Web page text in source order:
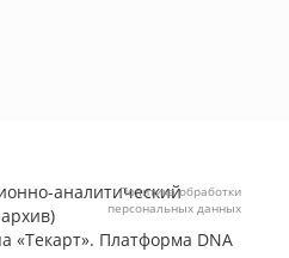
аналитический
«Текарт». Платформа DNA
Политика обработки
персональных данных